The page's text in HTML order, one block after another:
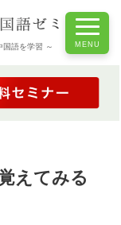
国語を学習 ～
法とは
えてみる